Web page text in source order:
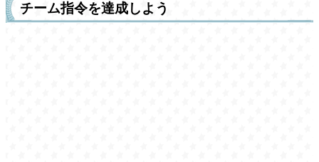
チーム指令を達成しよう